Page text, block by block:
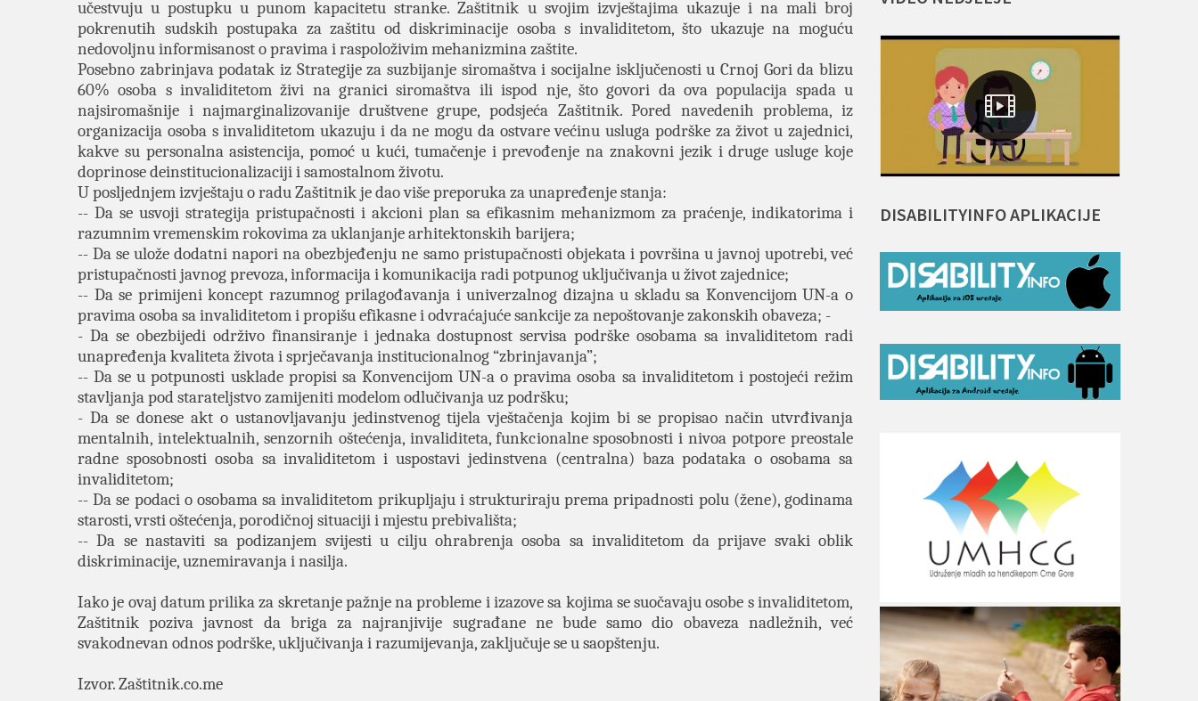
učestvuju u postupku u punom kapacitetu stranke. Zaštitnik u svojim izvještajima ukazuje i na mali broj
pokrenutih sudskih postupaka za zaštitu od diskriminacije osoba s invaliditetom, što ukazuje na moguću
nedovoljnu informisanost o pravima i raspoloživim mehanizmina zaštite.
Posebno zabrinjava podatak iz Strategije za suzbijanje siromaštva i socijalne isključenosti u Crnoj Gori da blizu
60% osoba s invaliditetom živi na granici siromaštva ili ispod nje, što govori da ova populacija spada u
najsiromašnije i najmarginalizovanije društvene grupe, podsjeća Zaštitnik. Pored navedenih problema, iz
organizacija osoba s invaliditetom ukazuju i da ne mogu da ostvare većinu usluga podrške za život u zajednici,
kakve su personalna asistencija, pomoć u kući, tumačenje i prevođenje na znakovni jezik i druge usluge koje
doprinose deinstitucionalizaciji i samostalnom životu.
U posljednjem izvještaju o radu Zaštitnik je dao više preporuka za unapređenje stanja:
-- Da se usvoji strategija pristupačnosti i akcioni plan sa efikasnim mehanizmom za praćenje, indikatorima i
razumnim vremenskim rokovima za uklanjanje arhitektonskih barijera;
-- Da se ulože dodatni napori na obezbjeđenju ne samo pristupačnosti objekata i površina u javnoj upotrebi, već
pristupačnosti javnog prevoza, informacija i komunikacija radi potpunog uključivanja u život zajednice;
-- Da se primijeni koncept razumnog prilagođavanja i univerzalnog dizajna u skladu sa Konvencijom UN-a o
pravima osoba sa invaliditetom i propišu efikasne i odvraćajuće sankcije za nepoštovanje zakonskih obaveza; -
- Da se obezbijedi održivo finansiranje i jednaka dostupnost servisa podrške osobama sa invaliditetom radi
unapređenja kvaliteta života i sprječavanja institucionalnog “zbrinjavanja”;
-- Da se u potpunosti usklade propisi sa Konvencijom UN-a o pravima osoba sa invaliditetom i postojeći režim
stavljanja pod starateljstvo zamijeniti modelom odlučivanja uz podršku;
- Da se donese akt o ustanovljavanju jedinstvenog tijela vještačenja kojim bi se propisao način utvrđivanja
mentalnih, intelektualnih, senzornih oštećenja, invaliditeta, funkcionalne sposobnosti i nivoa potpore preostale
radne sposobnosti osoba sa invaliditetom i uspostavi jedinstvena (centralna) baza podataka o osobama sa
invaliditetom;
-- Da se podaci o osobama sa invaliditetom prikupljaju i strukturiraju prema pripadnosti polu (žene), godinama
starosti, vrsti oštećenja, porodičnoj situaciji i mjestu prebivališta;
-- Da se nastaviti sa podizanjem svijesti u cilju ohrabrenja osoba sa invaliditetom da prijave svaki oblik
diskriminacije, uznemiravanja i nasilja.
Iako je ovaj datum prilika za skretanje pažnje na probleme i izazove sa kojima se suočavaju osobe s invaliditetom,
Zaštitnik poziva javnost da briga za najranjivije sugrađane ne bude samo dio obaveza nadležnih, već
svakodnevan odnos podrške, uključivanja i razumijevanja, zaključuje se u saopštenju.
Izvor. Zaštitnik.co.me
DISABILITYINFOAPLIKACIJE